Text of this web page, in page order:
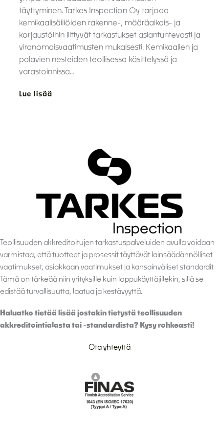
täyttyminen. Tarkes Inspection Oy tarjoaa
kemikaalisäiliöiden rakenne-, määräaikais- ja
korjaustöihin liittyvät tarkastukset asiantuntevasti ja
viranomaisvaatimusten mukaisesti. Kemikaalien ja
palavien nesteiden teollisessa käsittelyssä ja
varastoinnissa…
Lue lisää
Teollisuuden akkreditoitujen tarkastuspalveluiden avulla voidaan
varmistaa, että tuotteet ja prosessit täyttävät lainsäädännölliset
vaatimukset, asiakkaan vaatimukset ja kansainväliset standardit.
Tämä on tärkeää niin yrityksille kuin loppukäyttäjillekin, sillä se
edistää turvallisuutta, laatua ja kestävyyttä.
Haluatko tietää lisää jostakin tietystä teollisuuden
akkreditointialasta tai -standardista? Kysy rohkeasti!
Ota yhteyttä